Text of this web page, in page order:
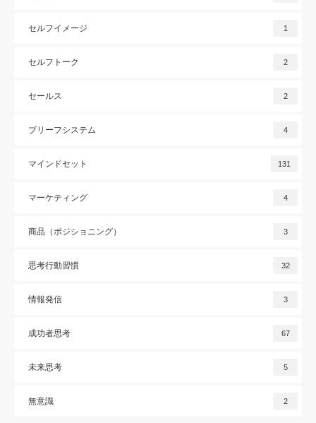
セルフイメージ 1
セルフトーク 2
セールス 2
ブリーフシステム 4
マインドセット 131
マーケティング 4
商品（ポジショニング） 3
思考行動習慣 32
情報発信 3
成功者思考 67
未来思考 5
無意識 2